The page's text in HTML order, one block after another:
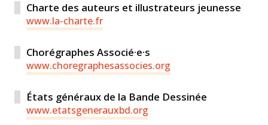
Charte des auteurs et illustrateurs jeunesse
www.la-charte.fr
Chorégraphes Associé·e·s
www.choregraphesassocies.org
États généraux de la Bande Dessinée
www.etatsgenerauxbd.org